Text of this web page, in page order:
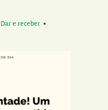
Dar e receber